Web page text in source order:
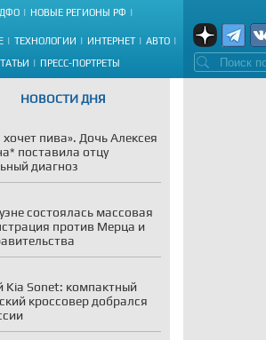
ДФО НОВЫЕ РЕГИОНЫ РФ
ТЕХНОЛОГИИ ИНТЕРНЕТ АВТО
ПРЕСС-ПОРТРЕТЫ
НОВОСТИ ДНЯ
пива». Дочь Алексея
поставила отцу
диагноз
состоялась массовая
против Мерца и
Kia Sonet: компактный
кроссовер добрался